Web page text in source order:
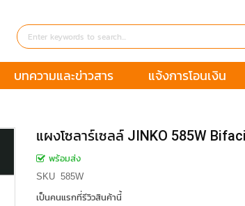
แจ้งการโอนเงิน
บทความและข่าวสาร
แผงโซลาร์เซลล์ JINKO 585W
พร้อมส่ง
SKU 585W
เป็นคนแรกที่รีวิวสินค้านี้